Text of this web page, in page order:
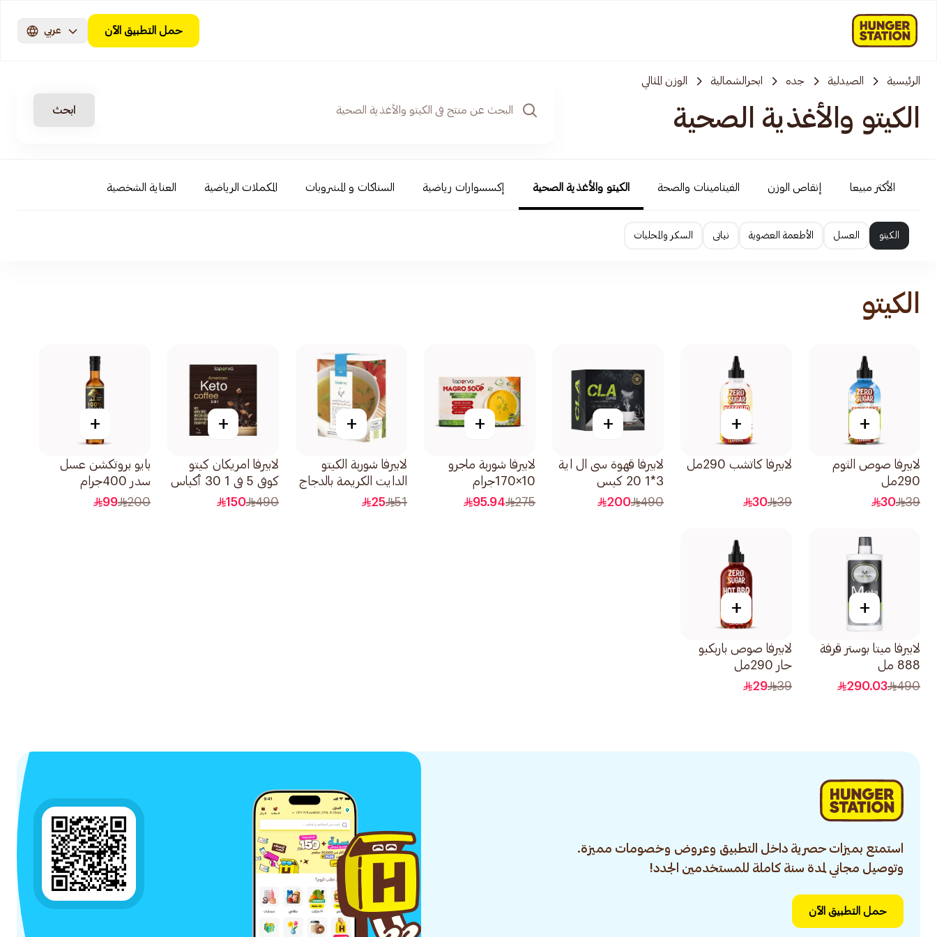
حمل التطبيق الآن عربي
الرئيسية الصيدلية جده ابحرالشمالية الوزن المثالي
الكيتو والأغذية الصحية ابحث
الأكثر مبيعا إنقاص الوزن الفيتامينات والصحة الكيتو والأغذية الصحية إكسسوارات رياضية السناكات و المشروبات المكملات الرياضية العناية الشخصية
الكيتو العسل الأطعمة العضوية نباتى السكر والمحليات
الكيتو
+
لابيرفا صوص الثوم
290مل
39
30
+
لابيرفا كاتشب 290مل
39
30
+
لابيرفا قهوة سى ال اية
3*1 20 كيس
490
200
+
لابيرفا شوربة ماجرو
10×170جرام
275
95.94
+
لابيرفا شوربة الكيتو
الدايت الكريمة بالدجاج
68 جرام
51
25
+
لابيرفا امريكان كيتو
كوفي 5 في 1 30 أكياس
490
150
+
بايو بروتكشن عسل
سدر 400جرام
200
99
+
لابيرفا ميتا بوستر قرفة
888 مل
490
290.03
+
لابيرفا صوص باربكيو
حار 290مل
39
29
استمتع بميزات حصرية داخل التطبيق وعروض وخصومات مميزة.
وتوصيل مجاني لمدة سنة كاملة للمستخدمين الجدد!
حمل التطبيق الآن